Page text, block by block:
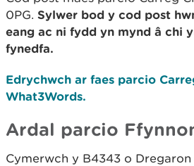
0PG. Sylwer bod y cod post
eang ac ni fydd yn mynd â chi
fynedfa.
Edrychwch ar faes parcio
What3Words.
Ardal parcio
Cymerwch y B4343 o